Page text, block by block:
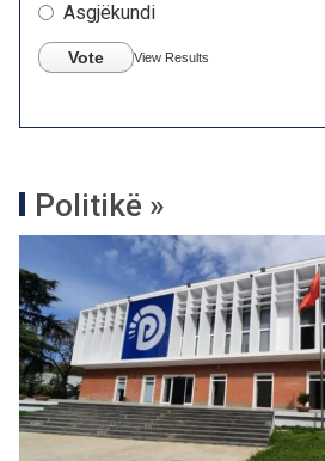
Asgjëkundi
Vote View Results
Politikë »